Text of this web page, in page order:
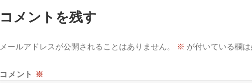
コメントを残す
メールアドレスが公開されることはありません。 ※ が付いている欄
コメント ※